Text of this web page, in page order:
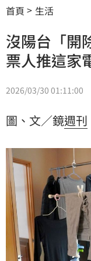
首頁 生活
沒陽台「
票人推這家
2026/03/30 01:11:00
圖、文／鏡週刊